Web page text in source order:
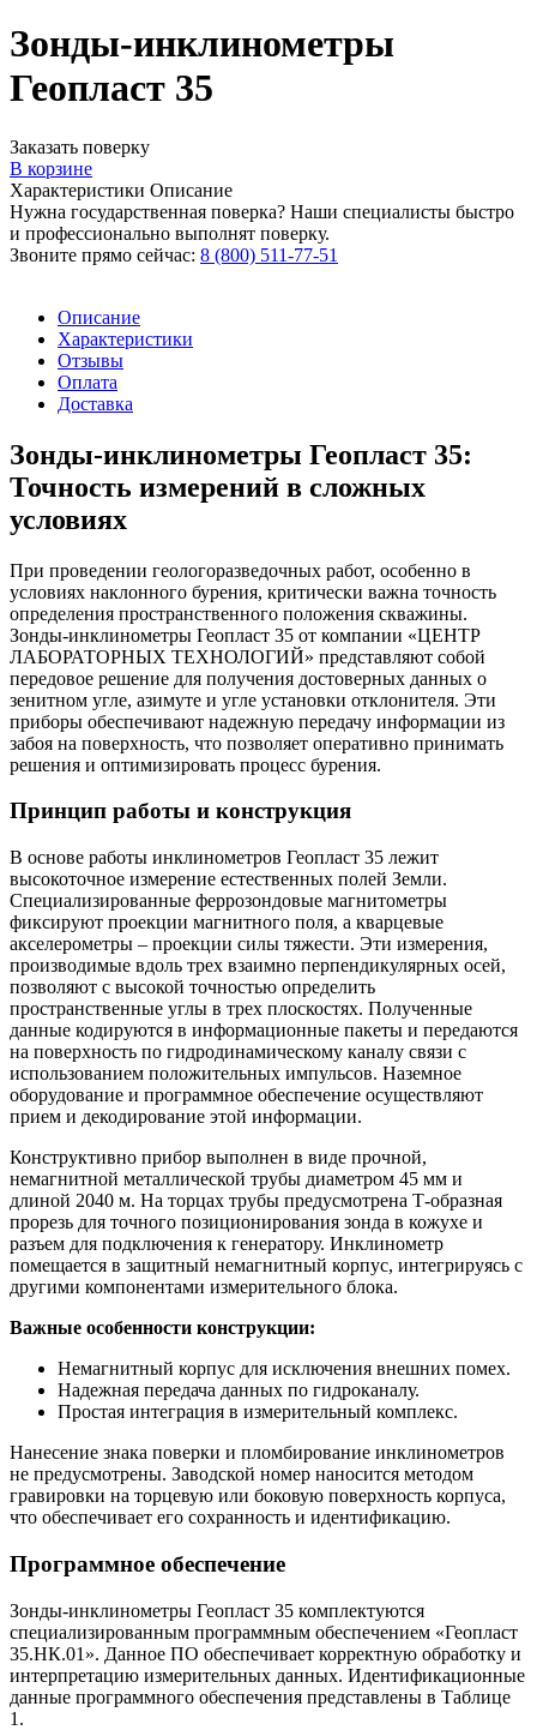
Зонды-инклинометры
Геопласт 35
Заказать поверку
В корзине
Характеристики Описание
Нужна государственная поверка? Наши специалисты быстро
и профессионально выполнят поверку.
Звоните прямо сейчас: 8 (800) 511-77-51
Описание
Характеристики
Отзывы
Оплата
Доставка
Зонды-инклинометры Геопласт 35:
Точность измерений в сложных
условиях
При проведении геологоразведочных работ, особенно в
условиях наклонного бурения, критически важна точность
определения пространственного положения скважины.
Зонды-инклинометры Геопласт 35 от компании «ЦЕНТР
ЛАБОРАТОРНЫХ ТЕХНОЛОГИЙ» представляют собой
передовое решение для получения достоверных данных о
зенитном угле, азимуте и угле установки отклонителя. Эти
приборы обеспечивают надежную передачу информации из
забоя на поверхность, что позволяет оперативно принимать
решения и оптимизировать процесс бурения.
Принцип работы и конструкция
В основе работы инклинометров Геопласт 35 лежит
высокоточное измерение естественных полей Земли.
Специализированные феррозондовые магнитометры
фиксируют проекции магнитного поля, а кварцевые
акселерометры – проекции силы тяжести. Эти измерения,
производимые вдоль трех взаимно перпендикулярных осей,
позволяют с высокой точностью определить
пространственные углы в трех плоскостях. Полученные
данные кодируются в информационные пакеты и передаются
на поверхность по гидродинамическому каналу связи с
использованием положительных импульсов. Наземное
оборудование и программное обеспечение осуществляют
прием и декодирование этой информации.
Конструктивно прибор выполнен в виде прочной,
немагнитной металлической трубы диаметром 45 мм и
длиной 2040 м. На торцах трубы предусмотрена Т-образная
прорезь для точного позиционирования зонда в кожухе и
разъем для подключения к генератору. Инклинометр
помещается в защитный немагнитный корпус, интегрируясь с
другими компонентами измерительного блока.
Важные особенности конструкции:
Немагнитный корпус для исключения внешних помех.
Надежная передача данных по гидроканалу.
Простая интеграция в измерительный комплекс.
Нанесение знака поверки и пломбирование инклинометров
не предусмотрены. Заводской номер наносится методом
гравировки на торцевую или боковую поверхность корпуса,
что обеспечивает его сохранность и идентификацию.
Программное обеспечение
Зонды-инклинометры Геопласт 35 комплектуются
специализированным программным обеспечением «Геопласт
35.НК.01». Данное ПО обеспечивает корректную обработку и
интерпретацию измерительных данных. Идентификационные
данные программного обеспечения представлены в Таблице
1.